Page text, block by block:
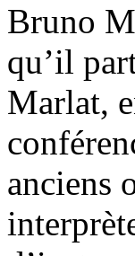
Bruno
qu’il
Marlat,
anciens